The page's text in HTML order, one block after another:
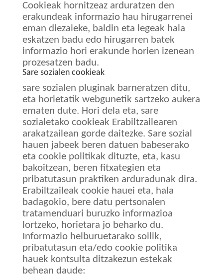
Cookieak hornitzeaz arduratzen den
erakundeak informazio hau hirugarrenei
eman diezaieke, baldin eta legeak hala
eskatzen badu edo hirugarren batek
informazio hori erakunde horien izenean
prozesatzen badu.
Sare sozialen cookieak
sare sozialen pluginak barneratzen ditu,
eta horietatik webgunetik sartzeko aukera
ematen dute. Hori dela eta, sare
sozialetako cookieak Erabiltzailearen
arakatzailean gorde daitezke. Sare sozial
hauen jabeek beren datuen babeserako
eta cookie politikak dituzte, eta, kasu
bakoitzean, beren fitxategien eta
pribatutasun praktiken arduradunak dira.
Erabiltzaileak cookie hauei eta, hala
badagokio, bere datu pertsonalen
tratamenduari buruzko informazioa
lortzeko, horietara jo beharko du.
Informazio helburuetarako soilik,
pribatutasun eta/edo cookie politika
hauek kontsulta ditzakezun estekak
behean daude: